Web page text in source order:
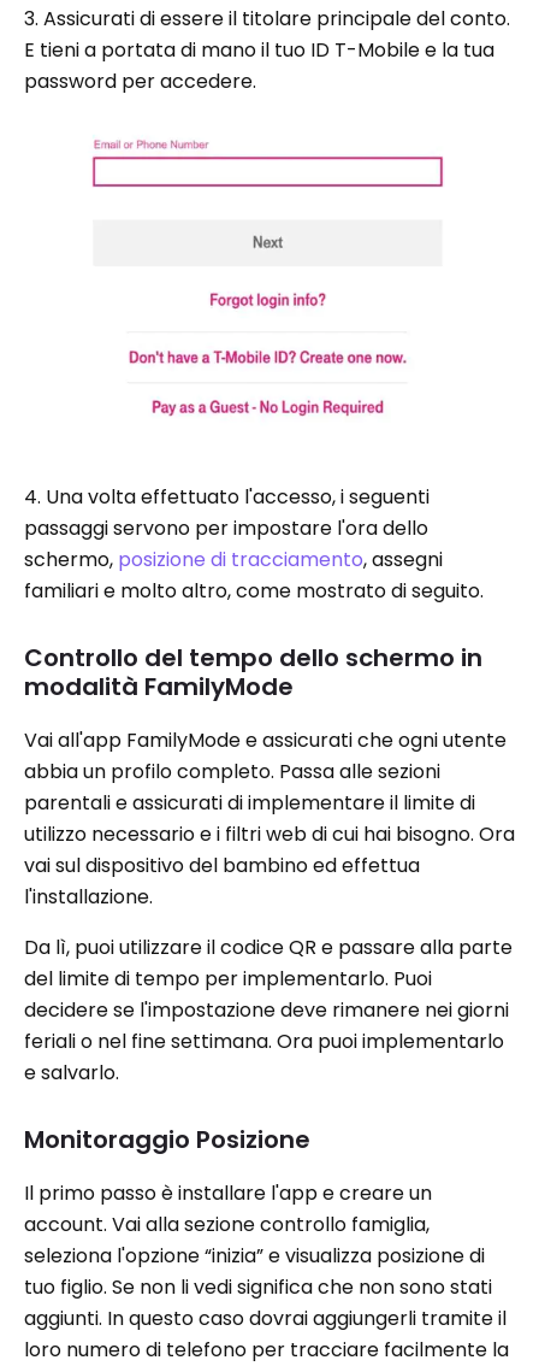
3. Assicurati di essere il titolare principale del conto.
E tieni a portata di mano il tuo ID T-Mobile e la tua
password per accedere.
4. Una volta effettuato l'accesso, i seguenti
passaggi servono per impostare l'ora dello
schermo, posizione di tracciamento, assegni
familiari e molto altro, come mostrato di seguito.
Controllo del tempo dello schermo in
modalità FamilyMode
Vai all'app FamilyMode e assicurati che ogni utente
abbia un profilo completo. Passa alle sezioni
parentali e assicurati di implementare il limite di
utilizzo necessario e i filtri web di cui hai bisogno. Ora
vai sul dispositivo del bambino ed effettua
l'installazione.
Da lì, puoi utilizzare il codice QR e passare alla parte
del limite di tempo per implementarlo. Puoi
decidere se l'impostazione deve rimanere nei giorni
feriali o nel fine settimana. Ora puoi implementarlo
e salvarlo.
Monitoraggio Posizione
Il primo passo è installare l'app e creare un
account. Vai alla sezione controllo famiglia,
seleziona l'opzione “inizia” e visualizza posizione di
tuo figlio. Se non li vedi significa che non sono stati
aggiunti. In questo caso dovrai aggiungerli tramite il
loro numero di telefono per tracciare facilmente la